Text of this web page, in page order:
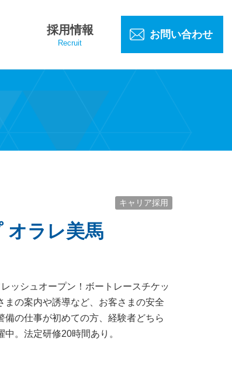
採用情報
Recruit
お問い合わせ
キャリア採用
オラレ美馬
レッシュオープン！ボートレースチケッ
まの案内や誘導など、お客さまの安全
備の仕事が初めての方、経験者どちら
中。法定研修20時間あり。